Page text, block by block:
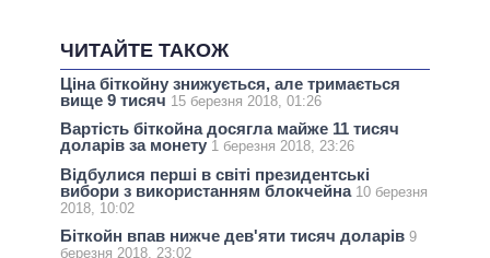
ЧИТАЙТЕ ТАКОЖ
Ціна біткойну знижується, але тримається
вище 9 тисяч 15 березня 2018, 01:26
Вартість біткойна досягла майже 11 тисяч
доларів за монету 1 березня 2018, 23:26
Відбулися перші в світі президентські
вибори з використанням блокчейна 10 березня
2018, 10:02
Біткойн впав нижче дев'яти тисяч доларів 9
березня 2018, 23:02